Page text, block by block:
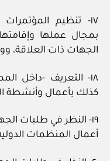
١٧- تنظيم
بمجال عملها
الجهات ذات العلاقة،
١٨- التعريف -داخل
كذلك بأعمال وأنشطة
١٩- النظر في طلبات
أعمال المنظمات